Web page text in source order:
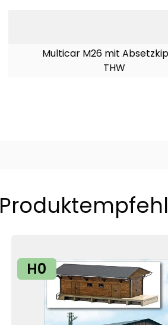
Multicar M26 mit
THW
H0